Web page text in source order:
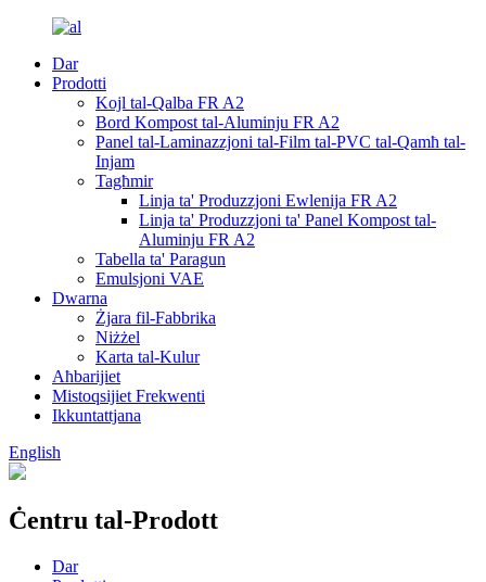
Dar
Prodotti
Kojl tal-Qalba FR A2
Bord Kompost tal-Aluminju FR A2
Panel tal-Laminazzjoni tal-Film tal-PVC tal-Qamħ tal-
Injam
Tagħmir
Linja ta' Produzzjoni Ewlenija FR A2
Linja ta' Produzzjoni ta' Panel Kompost tal-
Aluminju FR A2
Tabella ta' Paragun
Emulsjoni VAE
Dwarna
Żjara fil-Fabbrika
Niżżel
Karta tal-Kulur
Aħbarijiet
Mistoqsijiet Frekwenti
Ikkuntattjana
English
Ċentru tal-Prodott
Dar